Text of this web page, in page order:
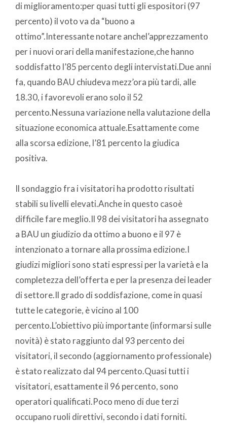
di miglioramento:per quasi tutti gli espositori (97
percento) il voto va da “buono a
ottimo”.Interessante notare anchel’apprezzamento
per i nuovi orari della manifestazione,che hanno
soddisfatto l’85 percento degli intervistati.Due anni
fa, quando BAU chiudeva mezz’ora più tardi, alle
18.30, i favorevoli erano solo il 52
percento.Nessuna variazione nella valutazione della
situazione economica attuale.Esattamente come
alla scorsa edizione, l’81 percento la giudica
positiva.
Il sondaggio fra i visitatori ha prodotto risultati
stabili su livelli elevati.Anche in questo casoè
difficile fare meglio.Il 98 dei visitatori ha assegnato
a BAU un giudizio da ottimo a buono e il 97 è
intenzionato a tornare alla prossima edizione.I
giudizi migliori sono stati espressi per la varietà e la
completezza dell’offerta e per la presenza dei leader
di settore.Il grado di soddisfazione, come in quasi
tutte le categorie, è vicino al 100
percento.L’obiettivo più importante (informarsi sulle
novità) è stato raggiunto dal 93 percento dei
visitatori, il secondo (aggiornamento professionale)
è stato realizzato dal 94 percento.Quasi tutti i
visitatori, esattamente il 96 percento, sono
operatori qualificati.Poco meno di due terzi
occupano ruoli direttivi, secondo i dati forniti.